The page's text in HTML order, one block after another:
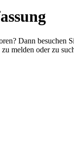
Dann besuchen
melden oder zu